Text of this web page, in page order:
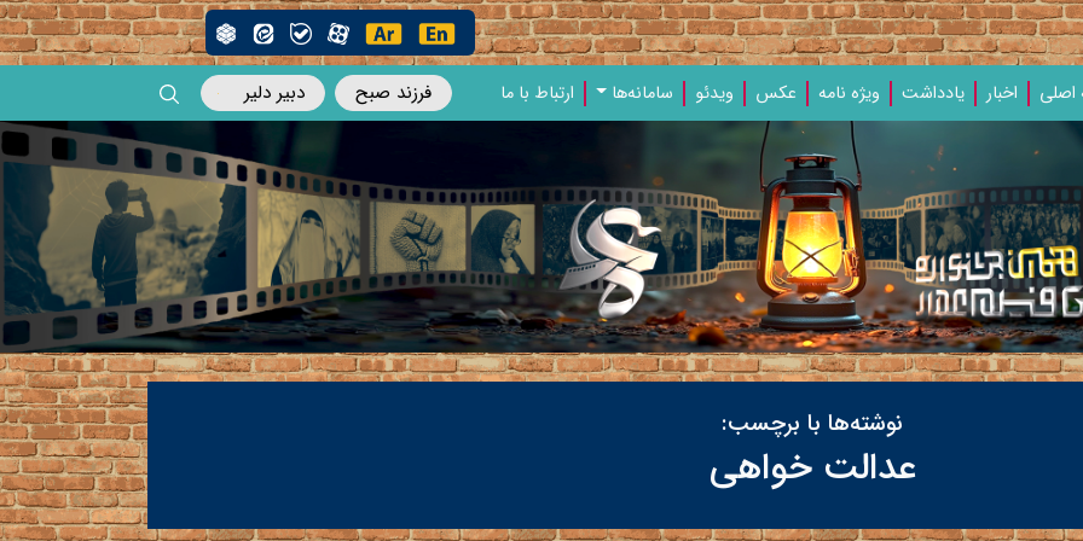
فرزند صبح دبیر دلیر اخبار یادداشت‌ ویژه‌ نامه‌ عکس ویدئو سامانه‌ها ارتباط با ما
نوشته‌ها با برچسب:
عدالت خواهی